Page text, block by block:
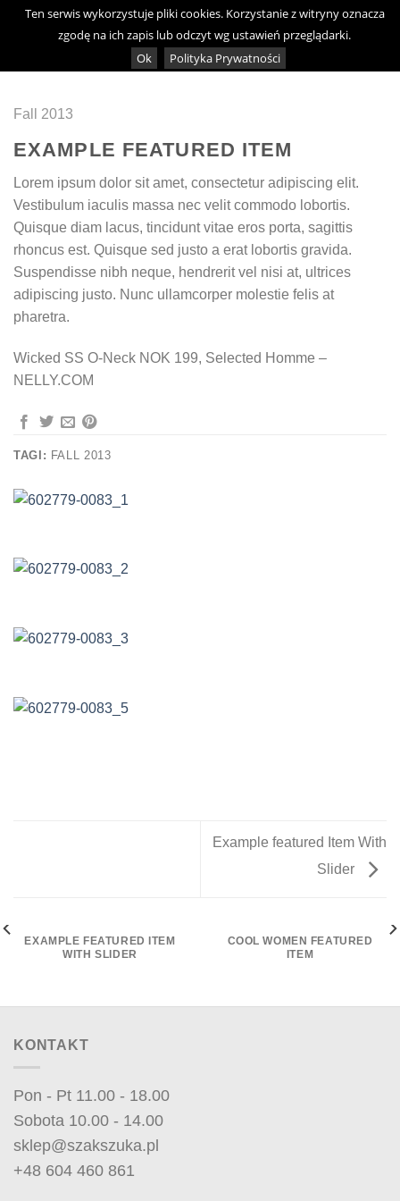
Skip
Fall 2013
EXAMPLE FEATURED ITEM
Lorem ipsum dolor sit amet, consectetur adipiscing elit.
Vestibulum iaculis massa nec velit commodo lobortis.
Quisque diam lacus, tincidunt vitae eros porta, sagittis
rhoncus est. Quisque sed justo a erat lobortis gravida.
Suspendisse nibh neque, hendrerit vel nisi at, ultrices
adipiscing justo. Nunc ullamcorper molestie felis at
pharetra.
Wicked SS O-Neck NOK 199, Selected Homme –
NELLY.COM
TAGI: FALL 2013
Example featured Item With
Slider
EXAMPLE FEATURED ITEM
WITH SLIDER
COOL WOMEN FEATURED
ITEM
KONTAKT
Pon - Pt 11.00 - 18.00
Sobota 10.00 - 14.00
sklep@szakszuka.pl
+48 604 460 861
Ten serwis wykorzystuje pliki cookies. Korzystanie z witryny oznacza
zgodę na ich zapis lub odczyt wg ustawień przeglądarki.
Ok
Polityka Prywatności